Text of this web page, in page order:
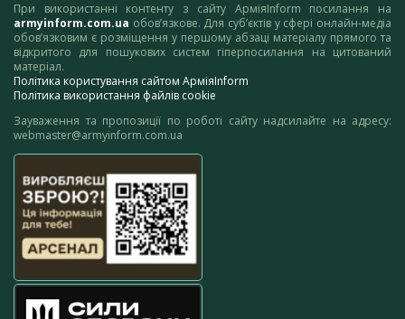
При використанні контенту з сайту АрміяInform посилання на
armyinform.com.ua обов’язкове. Для суб’єктів у сфері онлайн-медіа
обов’язковим є розміщення у першому абзаці матеріалу прямого та
відкритого для пошукових систем гіперпосилання на цитований
матеріал.
Політика користування сайтом АрміяInform
Політика використання файлів cookie
Зауваження та пропозиції по роботі сайту надсилайте на адресу:
webmaster@armyinform.com.ua